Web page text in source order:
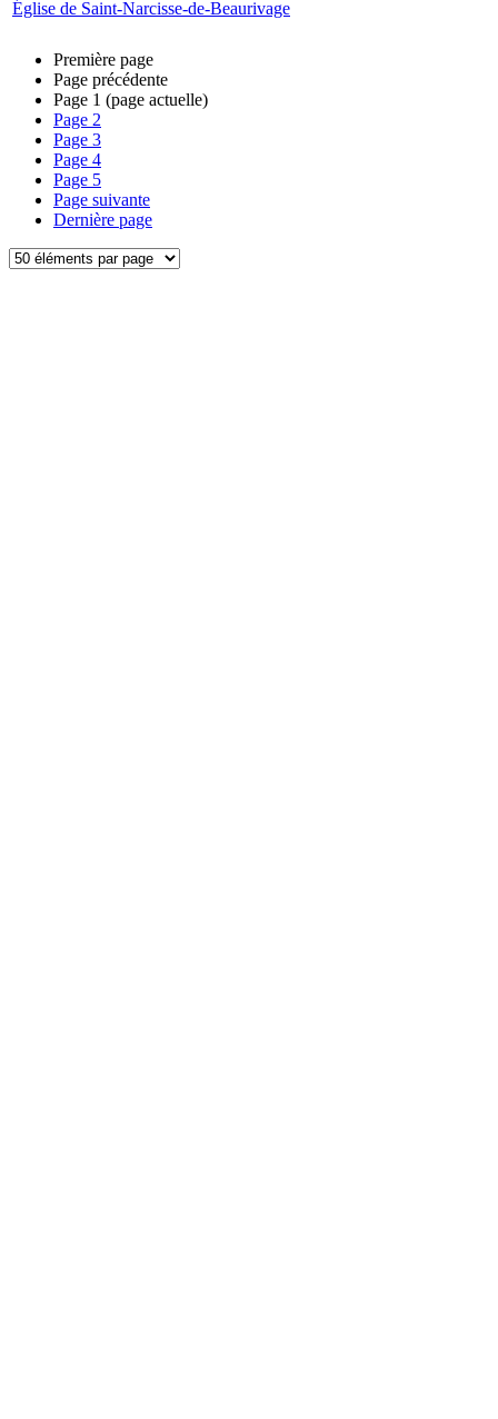
Église de Saint-Narcisse-de-Beaurivage
Première page
Page précédente
Page 1 (page actuelle)
Page 2
Page 3
Page 4
Page 5
Page suivante
Dernière page